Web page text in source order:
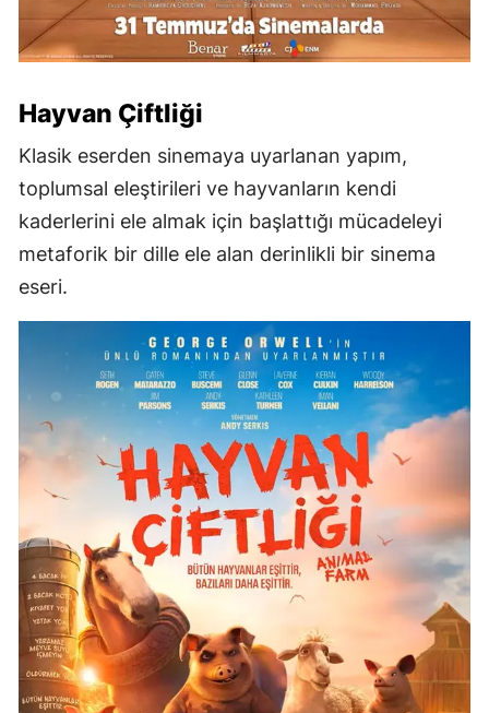
Hayvan Çiftliği
Klasik eserden sinemaya uyarlanan yapım,
toplumsal eleştirileri ve hayvanların kendi
kaderlerini ele almak için başlattığı mücadeleyi
metaforik bir dille ele alan derinlikli bir sinema
eseri.